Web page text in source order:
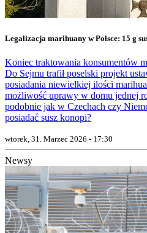
Legalizacja marihuany w Polsce: 15 g
Koniec traktowania konsumentów
Do Sejmu trafił poselski projekt
posiadania niewielkiej ilości
możliwość uprawy w domu jednej
podobnie jak w Czechach czy
posiadać susz konopi?
wtorek, 31. Marzec 2026 - 17:30
Newsy